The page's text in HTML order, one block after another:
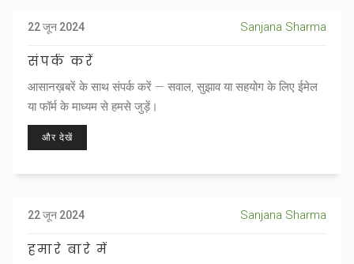
22 जून 2024 Sanjana Sharma
संपर्क करें
आसानख़बरें के साथ संपर्क करें — सवाल, सुझाव या सहयोग के लिए ईमेल
या फॉर्म के माध्यम से हमसे जुड़ें।
और देखें
22 जून 2024 Sanjana Sharma
हमारे बारे में